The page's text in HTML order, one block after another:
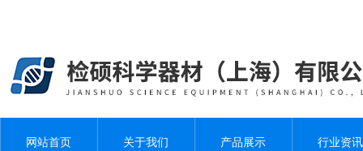
网站首页 关于我们 产品展示 行业资讯